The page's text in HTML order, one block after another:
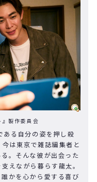
製作委員会
る自分の姿を押し殺
は東京で雑誌編集者と
。そんな彼が出会った
えながら暮らす龍太。
かを心から愛する喜び